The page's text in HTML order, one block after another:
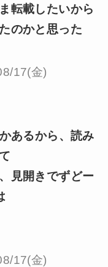
転載したいから
のかと思った
17(金)
あるから、読み
見開きでずどー
17(金)